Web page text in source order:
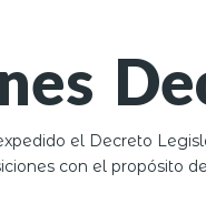
el Decreto
con el propósito